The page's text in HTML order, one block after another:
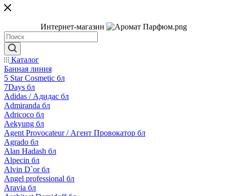
Интернет-магазин
Каталог
Банная линия
5 Star Cosmetic бл
7Days бл
Adidas / Адидас бл
Admiranda бл
Adricoco бл
Aekyung бл
Agent Provocateur / Агент Провокатор бл
Agrado бл
Alan Hadash бл
Alpecin бл
Alvin D`or бл
Angel professional бл
Aravia бл